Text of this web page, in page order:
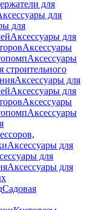
для
для
для
Аксессуары для
Аксессуары
Аксессуары
строительного
Аксессуары для
Аксессуары для
Аксессуары
Аксессуары
Аксессуары для
для
Аксессуары для
Садовая